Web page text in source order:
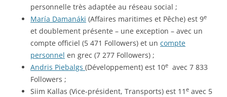
personnelle très adaptée au réseau social ;
María Damanáki (Affaires maritimes et Pêche) est 9e
et doublement présente – une exception – avec un
compte officiel (5 471 Followers) et un compte
personnel en grec (7 277 Followers) ;
Andris Piebalgs (Développement) est 10e avec 7 833
Followers ;
Siim Kallas (Vice-président, Transports) est 11 e avec 5